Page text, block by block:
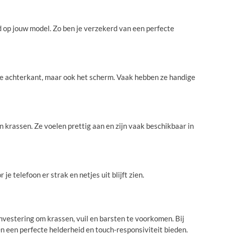
jouw model. Zo ben je verzekerd van een perfecte
maar ook het scherm. Vaak hebben ze handige
Ze voelen prettig aan en zijn vaak beschikbaar in
je telefoon er strak en netjes uit blijft zien.
om krassen, vuil en barsten te voorkomen. Bij
een perfecte helderheid en touch-responsiviteit bieden.